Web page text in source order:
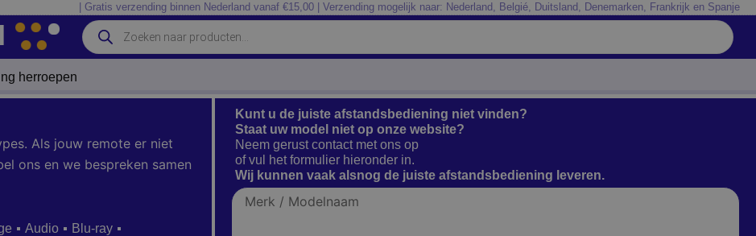
| Gratis verzending binnen Nederland vanaf €15,00 | Verzending mogelijk naar: Nederland, Belgié, Duitsland, Denemarken, Frankrijk en Spanje
Producten
zoeken
herroepen
Als jouw remote er niet
ons en we bespreken samen
Audio
Blu-ray
Kunt u de juiste afstandsbediening niet vinden?
Staat uw model niet op onze website?
Neem gerust contact met ons op
of vul het formulier hieronder in.
Wij kunnen vaak alsnog de juiste afstandsbediening leveren.
Merk